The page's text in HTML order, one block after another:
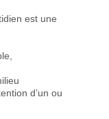
est une
d’un ou